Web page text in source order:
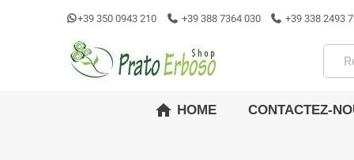
+39 350 0943 210 +39 388 7364 030 +39 338 2493
home HOME CONTACTEZ-